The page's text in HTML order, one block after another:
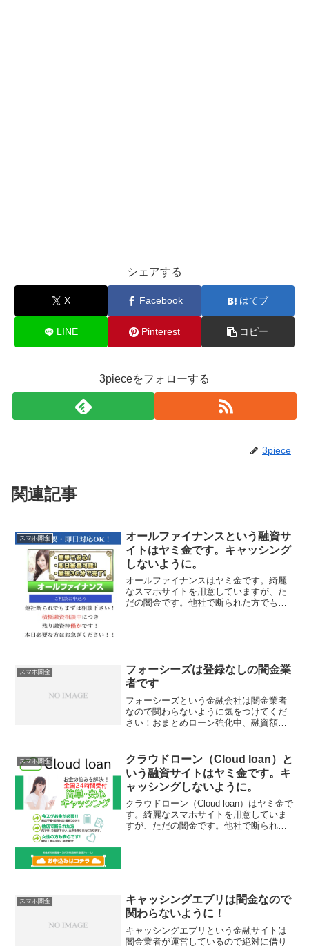
シェアする
X Facebook はてブ
LINE Pinterest コピー
3pieceをフォローする
3piece
関連記事
スマホ闇金
オールファイナンスという融資サ
イトはヤミ金です。キャッシング
しないように。
オールファイナンスはヤミ金です。綺麗
なスマホサイトを用意していますが、た
だの闇金です。他社で断られた方でもお
スマホ闇金
フォーシーズは登録なしの闇金業
者です
フォーシーズという金融会社は闇金業者
なので関わらないように気をつけてくだ
さい！おまとめローン強化中、融資額は
当然専任フィナンシャルプランナーもい
ませんので...
スマホ闇金
クラウドローン（Cloud loan）と
いう融資サイトはヤミ金です。キ
ャッシングしないように。
クラウドローン（Cloud loan）はヤミ金で
す。綺麗なスマホサイトを用意していま
すが、ただの闇金です。他社で断られた
スマホ闇金
キャッシングエブリは闇金なので
関わらないように！
キャッシングエブリという金融サイトは
闇金業者が運営しているので絶対に借り